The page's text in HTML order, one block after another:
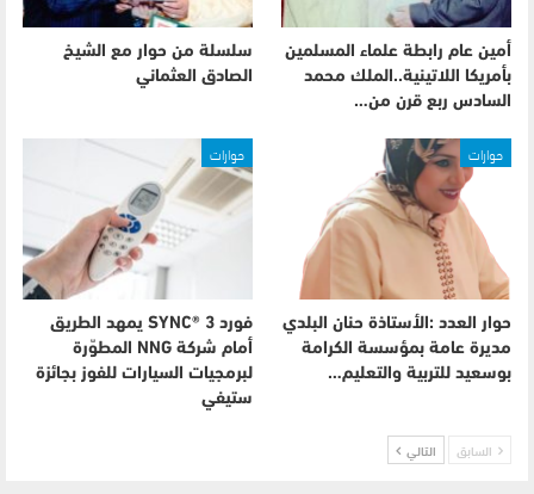
أمين عام رابطة علماء المسلمين
بأمريكا اللاتينية..الملك محمد
السادس ربع قرن من…
سلسلة من حوار مع الشيخ
الصادق العثماني
حوارات
حوار العدد :الأستاذة حنان البلدي
مديرة عامة بمؤسسة الكرامة
بوسعيد للتربية والتعليم…
حوارات
فورد SYNC® 3 يمهد الطريق
أمام شركة NNG المطوّرة
لبرمجيات السيارات للفوز بجائزة
ستيفي
السابق التالي